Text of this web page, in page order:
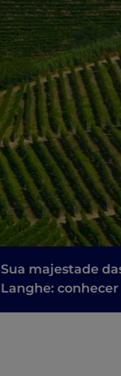
Sua majestade
Langhe: conhecer